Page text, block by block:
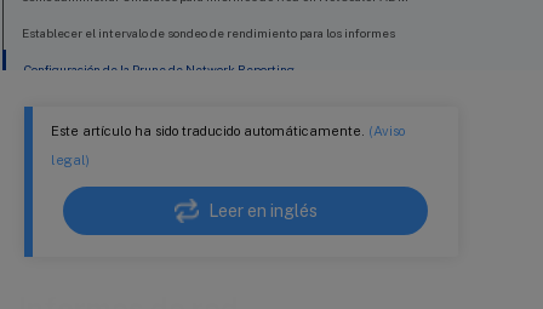
Este artículo ha sido traducido automáticamente. (Aviso
legal)
Leer en inglés
Establecer el intervalo de sondeo de rendimiento para los informes
Configuración de la Prune de Network Reporting